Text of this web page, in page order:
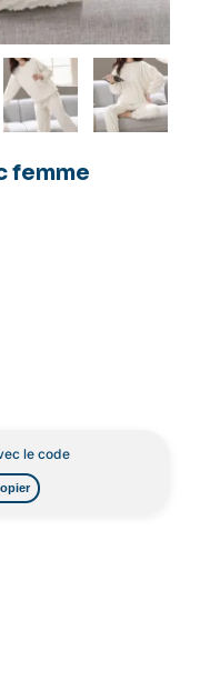
femme
le code